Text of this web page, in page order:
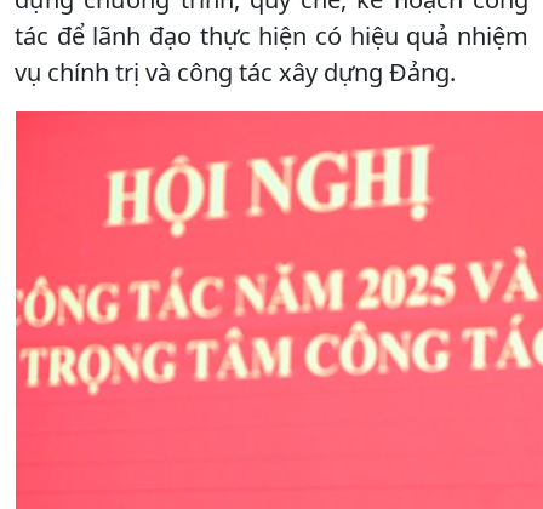
tác để lãnh đạo thực hiện có hiệu quả nhiệm
vụ chính trị và công tác xây dựng Đảng.